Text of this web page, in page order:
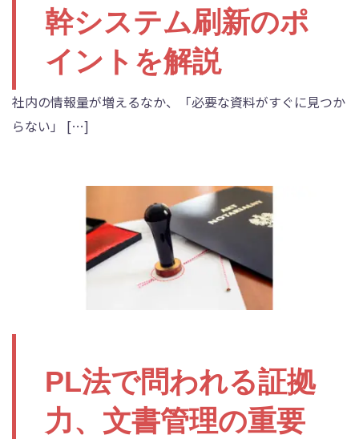
幹システム刷新のポ
イントを解説
社内の情報量が増えるなか、「必要な資料がすぐに見つか
らない」 […]
PL法で問われる証拠
力、文書管理の重要